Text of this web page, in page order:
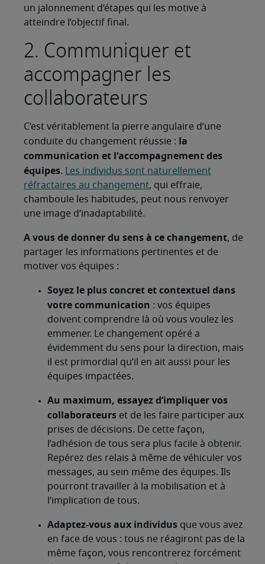
un jalonnement d’étapes qui les motive à
atteindre l’objectif final.
2. Communiquer et
accompagner les
collaborateurs
C’est véritablement la pierre angulaire d’une
conduite du changement réussie : la
communication et l’accompagnement des
équipes. Les individus sont naturellement
réfractaires au changement, qui effraie,
chamboule les habitudes, peut nous renvoyer
une image d’inadaptabilité.
A vous de donner du sens à ce changement, de
partager les informations pertinentes et de
motiver vos équipes :
Soyez le plus concret et contextuel dans
votre communication : vos équipes
doivent comprendre là où vous voulez les
emmener. Le changement opéré a
évidemment du sens pour la direction, mais
il est primordial qu’il en ait aussi pour les
équipes impactées.
Au maximum, essayez d’impliquer vos
collaborateurs et de les faire participer aux
prises de décisions. De cette façon,
l’adhésion de tous sera plus facile à obtenir.
Repérez des relais à même de véhiculer vos
messages, au sein même des équipes. Ils
pourront travailler à la mobilisation et à
l’implication de tous.
Adaptez-vous aux individus que vous avez
en face de vous : tous ne réagiront pas de la
même façon, vous rencontrerez forcément